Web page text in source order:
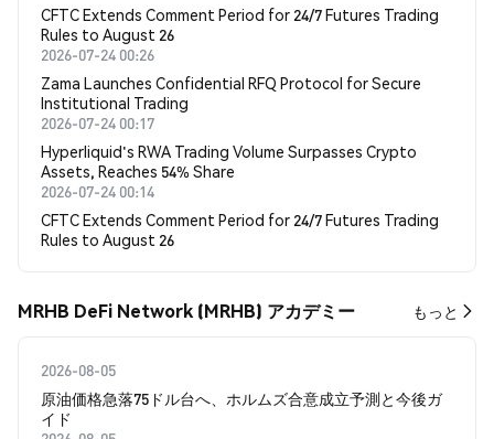
CFTC Extends Comment Period for 24/7 Futures Trading
Rules to August 26
2026-07-24 00:26
Zama Launches Confidential RFQ Protocol for Secure
Institutional Trading
2026-07-24 00:17
Hyperliquid's RWA Trading Volume Surpasses Crypto
Assets, Reaches 54% Share
2026-07-24 00:14
CFTC Extends Comment Period for 24/7 Futures Trading
Rules to August 26
MRHB DeFi Network (MRHB) アカデミー もっと
2026-08-05
原油価格急落75ドル台へ、ホルムズ合意成立予測と今後ガ
イド